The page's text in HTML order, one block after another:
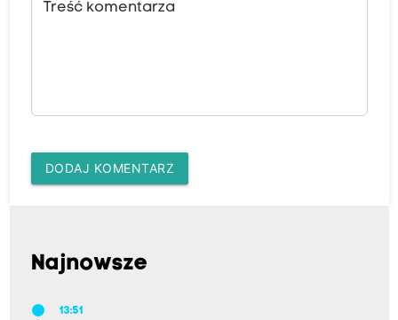
Treść komentarza
DODAJ KOMENTARZ
Najnowsze
13:51